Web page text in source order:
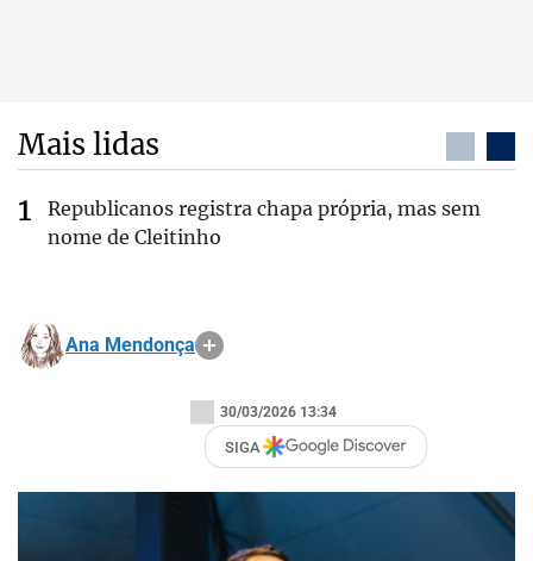
Mais lidas
Republicanos registra chapa própria, mas sem
nome de Cleitinho
Ana Mendonça
30/03/2026 13:34
SIGA